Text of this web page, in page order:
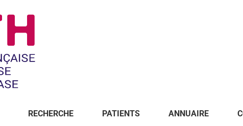
RECHERCHE PATIENTS ANNUAIRE